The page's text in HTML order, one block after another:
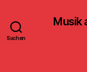
Suchen
Musik